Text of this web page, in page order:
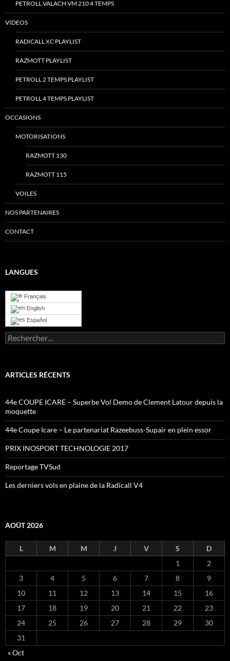
PETROLL VALACH VM 210 4 TEMPS
VIDEOS
RADICALL XC PLAYLIST
RAZMOTT PLAYLIST
PETROLL 2 TEMPS PLAYLIST
PETROLL 4 TEMPS PLAYLIST
OCCASIONS
MOTORISATIONS
RAZMOTT 130
RAZMOTT 115
VOILES
NOS PARTENAIRES
CONTACT
LANGUES
Français
English
Español
Rechercher :
ARTICLES RÉCENTS
44e COUPE ICARE – Superbe Vol Demo de Clement Latour depuis la
moquette
44e Coupe Icare – Le partenariat Razeebuss-Supair en plein essor
PRIX INOSPORT TECHNOLOGIE 2017
Reportage TVSud
Les derniers vols en plaine de la Radicall V4
AOÛT 2026
L M M J V S
D
1
2
3
4 5 6 7 8
9
10
11 12 13 14 15
16
17
18 19 20 21 22
23
24
25 26 27 28 29
30
31
« Oct